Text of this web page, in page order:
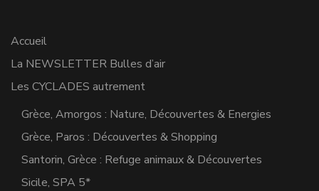
Accueil
La NEWSLETTER Bulles d’air
Les CYCLADES autrement
Grèce, Amorgos : Nature, Découvertes & Energies
Grèce, Paros : Découvertes & Shopping
Santorin, Grèce : Refuge animaux & Découvertes
Sicile, SPA 5*